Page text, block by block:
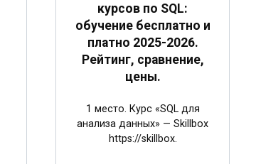
курсов по SQL:
обучение бесплатно и
платно 2025-2026.
Рейтинг, сравнение,
цены.
1 место. Курс «SQL для
анализа данных» — Skillbox
https://skillbox.